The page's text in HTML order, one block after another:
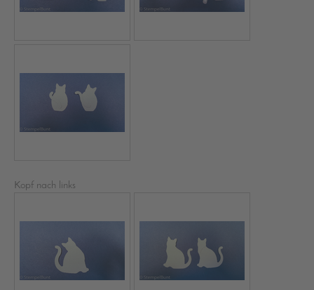
Kopf nach links